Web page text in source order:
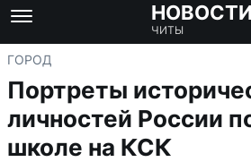
НОВОСТИ
ЧИТЫ
ГОРОД
Портреты
личностей России
школе на КСК